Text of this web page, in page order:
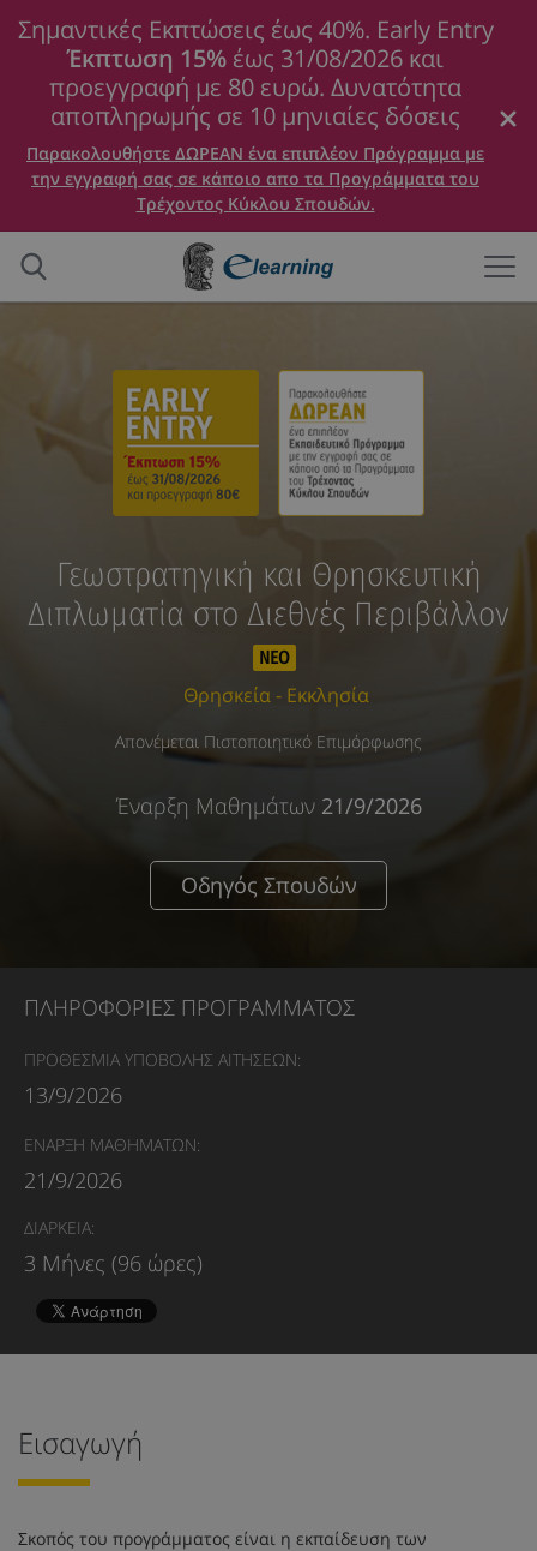
Σημαντικές Εκπτώσεις έως 40%. Early Entry
Έκπτωση 15% έως 31/08/2026 και
προεγγραφή με 80 ευρώ. Δυνατότητα
αποπληρωμής σε 10 μηνιαίες δόσεις
Παρακολουθήστε ΔΩΡΕΑΝ ένα επιπλέον Πρόγραμμα με
την εγγραφή σας σε κάποιο απο τα Προγράμματα του
Τρέχοντος Κύκλου Σπουδών.
Γεωστρατηγική και Θρησκευτική
Διπλωματία στο Διεθνές Περιβάλλον
ΝΕΟ
Θρησκεία - Εκκλησία
Απονέμεται Πιστοποιητικό Επιμόρφωσης
Έναρξη Μαθημάτων 21/9/2026
Οδηγός Σπουδών
ΠΛΗΡΟΦΟΡΙΕΣ ΠΡΟΓΡΑΜΜΑΤΟΣ
ΠΡΟΘΕΣΜΙΑ ΥΠΟΒΟΛΗΣ ΑΙΤΗΣΕΩΝ:
13/9/2026
ΕΝΑΡΞΗ ΜΑΘΗΜΑΤΩΝ:
21/9/2026
ΔΙΑΡΚΕΙΑ:
3 Μήνες (96 ώρες)
Εισαγωγή
Σκοπός του προγράμματος είναι η εκπαίδευση των